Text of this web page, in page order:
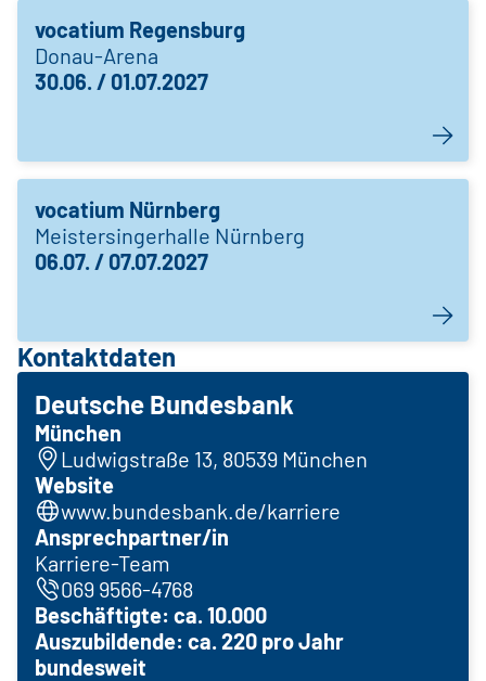
vocatium Regensburg
Donau-Arena
30.06. / 01.07.2027
vocatium Nürnberg
Meistersingerhalle Nürnberg
06.07. / 07.07.2027
Kontaktdaten
Deutsche Bundesbank
München
Ludwigstraße 13, 80539 München
Website
www.bundesbank.de/karriere
Ansprechpartner/in
Karriere-Team
069 9566-4768
Beschäftigte: ca. 10.000
Auszubildende: ca. 220 pro Jahr
bundesweit